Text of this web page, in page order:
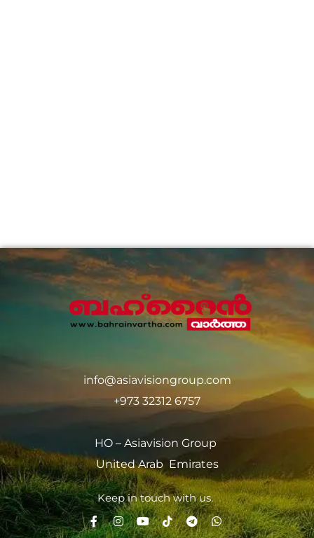
info@asiavisiongroup.com
+973 32312 6757
HO – Asiavision Group
United Arab Emirates
Keep in touch with us.